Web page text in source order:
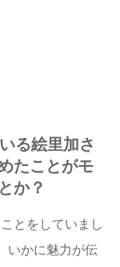
る絵里加さ
たことがモ
か？
とをしていまし
いかに魅力が伝